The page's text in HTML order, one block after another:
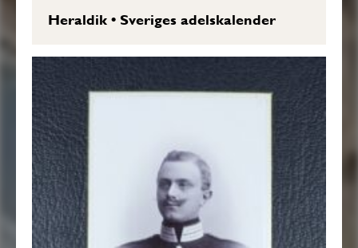
Heraldik•Sveriges adelskalender